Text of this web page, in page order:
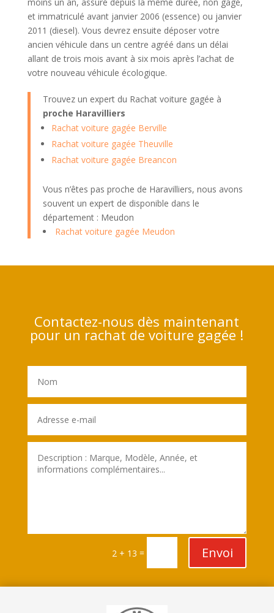
et immatriculé avant janvier 2006 (essence) ou janvier
2011 (diesel). Vous devrez ensuite déposer votre
ancien véhicule dans un centre agréé dans un délai
allant de trois mois avant à six mois après l’achat de
votre nouveau véhicule écologique.
Trouvez un expert du Rachat voiture gagée à
proche Haravilliers
Rachat voiture gagée Berville
Rachat voiture gagée Theuville
Rachat voiture gagée Breancon
Vous n’êtes pas proche de Haravilliers, nous avons
souvent un expert de disponible dans le
département : Meudon
Rachat voiture gagée Meudon
Contactez-nous dès maintenant
pour un rachat de voiture gagée !
2 + 13 = Envoi